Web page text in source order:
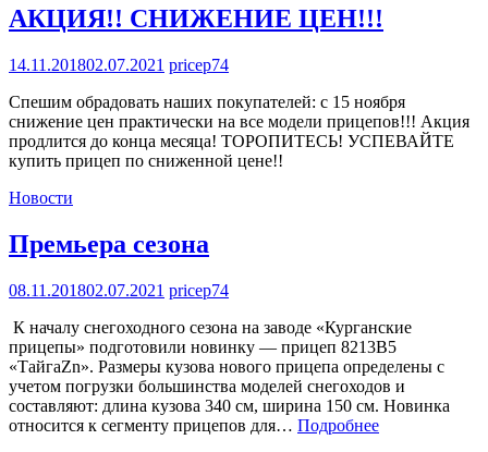
АКЦИЯ!! СНИЖЕНИЕ ЦЕН!!!
14.11.201802.07.2021 pricep74
Спешим обрадовать наших покупателей: с 15 ноября
снижение цен практически на все модели прицепов!!! Акция
продлится до конца месяца! ТОРОПИТЕСЬ! УСПЕВАЙТЕ
купить прицеп по сниженной цене!!
Новости
Премьера сезона
08.11.201802.07.2021 pricep74
К началу снегоходного сезона на заводе «Курганские
прицепы» подготовили новинку — прицеп 8213В5
«ТайгаZn». Размеры кузова нового прицепа определены с
учетом погрузки большинства моделей снегоходов и
составляют: длина кузова 340 см, ширина 150 см. Новинка
относится к сегменту прицепов для… Подробнее